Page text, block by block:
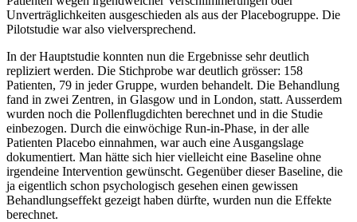
Unverträglichkeiten ausgeschieden als aus der Placebogruppe. Die
Pilotstudie war also vielversprechend.
In der Hauptstudie konnten nun die Ergebnisse sehr deutlich
repliziert werden. Die Stichprobe war deutlich grösser: 158
Patienten, 79 in jeder Gruppe, wurden behandelt. Die Behandlung
fand in zwei Zentren, in Glasgow und in London, statt. Ausserdem
wurden noch die Pollenflugdichten berechnet und in die Studie
einbezogen. Durch die einwöchige Run-in-Phase, in der alle
Patienten Placebo einnahmen, war auch eine Ausgangslage
dokumentiert. Man hätte sich hier vielleicht eine Baseline ohne
irgendeine Intervention gewünscht. Gegenüber dieser Baseline, die
ja eigentlich schon psychologisch gesehen einen gewissen
Behandlungseffekt gezeigt haben dürfte, wurden nun die Effekte
berechnet.